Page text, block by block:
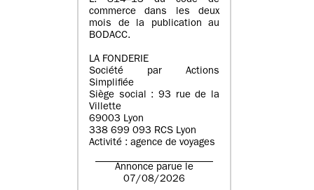
commerce dans les deux
mois de la publication au
BODACC.
LA FONDERIE
Société par Actions
Simplifiée
Siège social : 93 rue de la
Villette
69003 Lyon
338 699 093 RCS Lyon
Activité : agence de voyages
Annonce parue le
07/08/2026